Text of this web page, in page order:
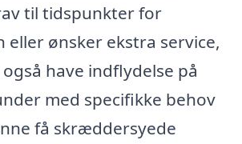
til tidspunkter for
eller ønsker ekstra service,
have indflydelse på
med specifikke behov
få skræddersyede